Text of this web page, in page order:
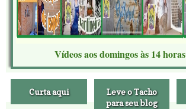
Vídeos aos domingos às 14 horas
Curta aqui
Leve o Tacho
para seu blog